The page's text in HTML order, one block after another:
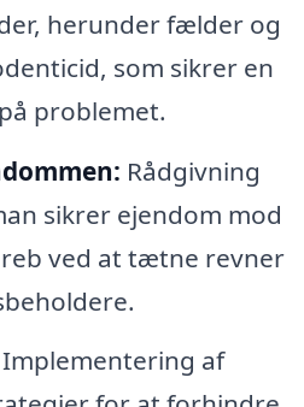
herunder fælder og
som sikrer en
problemet.
Rådgivning
sikrer ejendom mod
ved at tætne revner
Implementering af